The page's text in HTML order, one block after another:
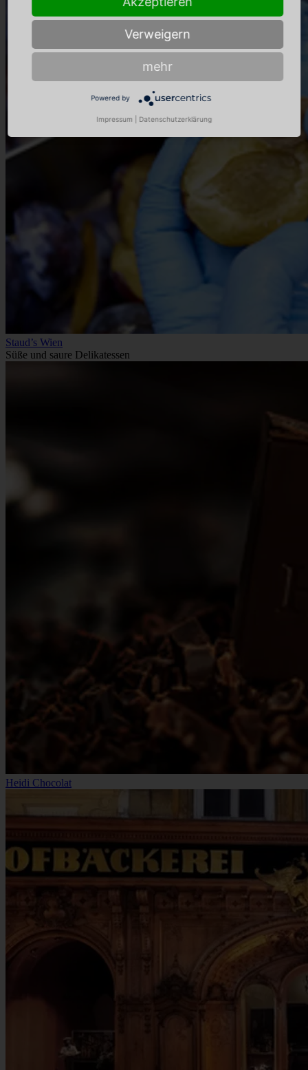
Staud’s Wien
Süße und saure Delikatessen
Heidi Chocolat
Verweigern
mehr
Powered by
Impressum Datenschutzerklärung